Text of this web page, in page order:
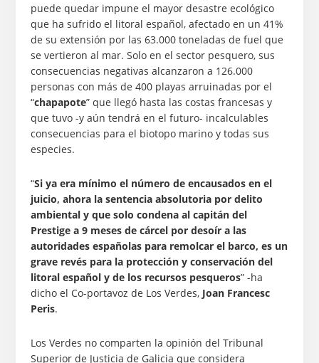
puede quedar impune el mayor desastre ecológico
que ha sufrido el litoral español, afectado en un 41%
de su extensión por las 63.000 toneladas de fuel que
se vertieron al mar. Solo en el sector pesquero, sus
consecuencias negativas alcanzaron a 126.000
personas con más de 400 playas arruinadas por el
“chapapote” que llegó hasta las costas francesas y
que tuvo -y aún tendrá en el futuro- incalculables
consecuencias para el biotopo marino y todas sus
especies.
“Si ya era mínimo el número de encausados en el
juicio, ahora la sentencia absolutoria por delito
ambiental y que solo condena al capitán del
Prestige a 9 meses de cárcel por desoír a las
autoridades españolas para remolcar el barco, es un
grave revés para la protección y conservación del
litoral español y de los recursos pesqueros” -ha
dicho el Co-portavoz de Los Verdes, Joan Francesc
Peris.
Los Verdes no comparten la opinión del Tribunal
Superior de Justicia de Galicia que considera